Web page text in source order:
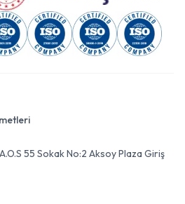
55 Sokak No:2 Aksoy Plaza Giriş